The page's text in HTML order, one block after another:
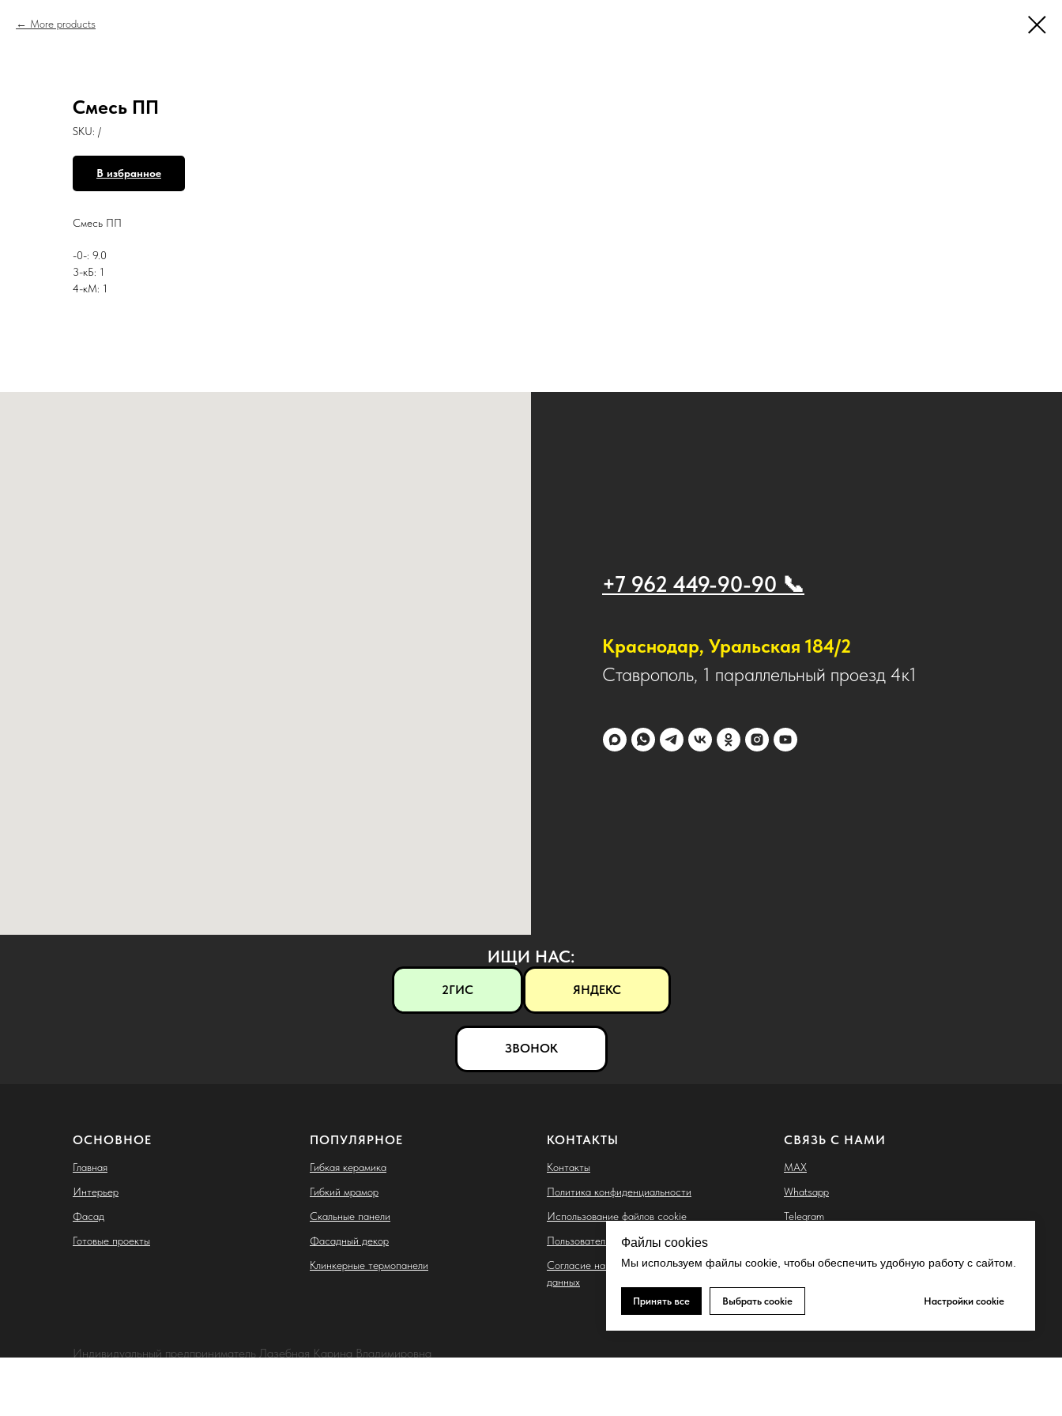
More products
Смесь ПП
SKU: /
В избранное
Смесь ПП
-0-: 9.0
3-кБ: 1
4-кМ: 1
+7 962 449-90-90 📞
Краснодар, Уральская 184/2
Ставрополь, 1 параллельный проезд 4к1
Файлы cookies
Мы используем файлы cookie, чтобы обеспечить удобную работу с сайтом.
Принять все Выбрать cookie Настройки cookie
ИЩИ НАС:
2ГИС ЯНДЕКС
ЗВОНОК
ОСНОВНОЕ
Главная
Интерьер
Фасад
Готовые проекты
ПОПУЛЯРНОЕ
Гибкая керамика
Гибкий мрамор
Скальные панели
Фасадный декор
Клинкерные термопанели
КОНТАКТЫ
Контакты
Политика конфиденциальности
Использование файлов cookie
Пользовательское соглашение
Согласие на обработку персональных
данных
СВЯЗЬ С НАМИ
MAX
Whatsapp
Telegram
Youtube
Индивидуальный предприниматель Лазебная Карина Владимировна